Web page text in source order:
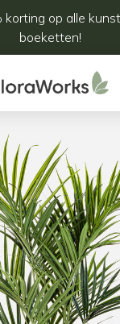
korting op alle
boeketten!